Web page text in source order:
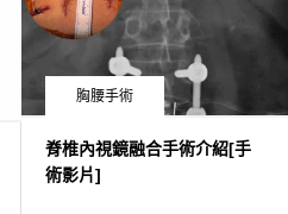
胸腰手術
脊椎內視鏡融合手術介紹[手
術影片]